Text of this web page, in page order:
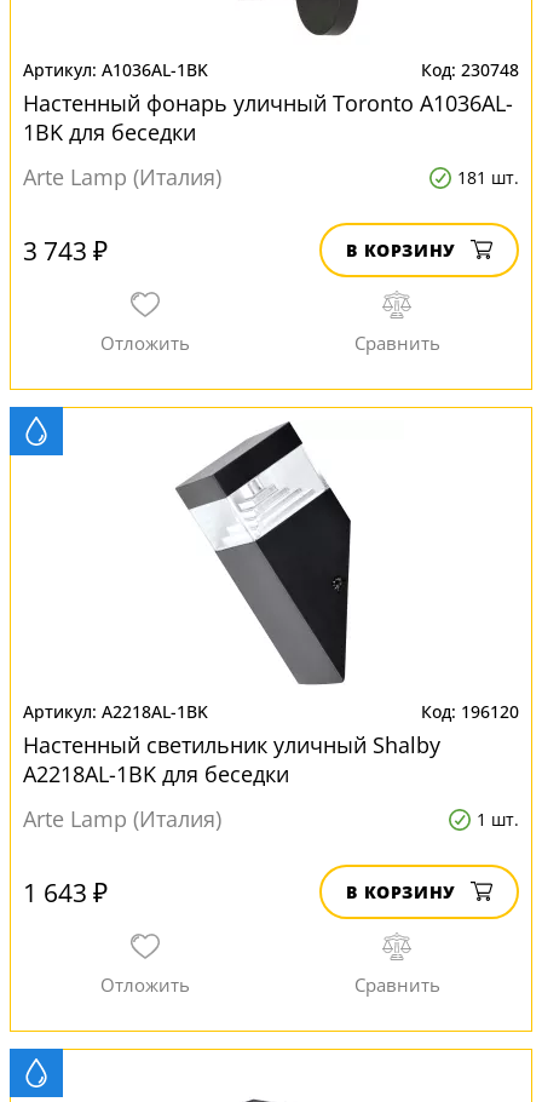
A1036AL-1BK 230748
Настенный фонарь уличный Toronto A1036AL-
1BK для беседки
Arte Lamp (Италия)
181 шт.
3 743 ₽ В КОРЗИНУ
A2218AL-1BK 196120
Настенный светильник уличный Shalby
A2218AL-1BK для беседки
Arte Lamp (Италия)
1 шт.
1 643 ₽ В КОРЗИНУ